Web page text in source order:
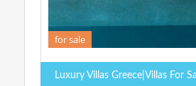
for sale